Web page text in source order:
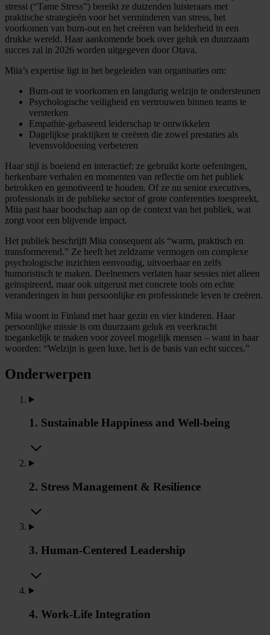
stressi (“Tame Stress”) bereikt ze duizenden luisteraars met
praktische strategieën voor het verminderen van stress, het
voorkomen van burn-out en het creëren van helderheid in een
drukke wereld. Haar aankomende boek over geluk en duurzaam
succes zal in 2026 worden uitgegeven door Otava.
Miia’s expertise ligt in het begeleiden van organisaties om:
Burn-out te voorkomen en langdurig welzijn te ondersteunen
Psychologische veiligheid en vertrouwen binnen teams te
versterken
Empathie-gebaseerd leiderschap te ontwikkelen
Dagelijkse praktijken te creëren die zowel prestaties als
levensvoldoening verbeteren
Haar stijl is boeiend en interactief: ze gebruikt korte oefeningen,
herkenbare verhalen en momenten van reflectie om het publiek
betrokken en gemotiveerd te houden. Of ze nu senior executives,
professionals in de publieke sector of grote conferenties toespreekt,
Miia past haar boodschap aan op de context van het publiek, wat
zorgt voor een blijvende impact.
Het publiek beschrijft Miia consequent als “warm, praktisch en
transformerend.” Ze heeft het zeldzame vermogen om complexe
psychologische inzichten eenvoudig, uitvoerbaar en zelfs
humoristisch te maken. Deelnemers verlaten haar sessies niet alleen
geïnspireerd, maar ook uitgerust met concrete tools om echte
veranderingen in hun persoonlijke en professionele leven te creëren.
Miia woont in Finland met haar gezin en vier kinderen. Haar
persoonlijke missie is om duurzaam geluk en veerkracht
toegankelijk te maken voor zoveel mogelijk mensen – want in haar
woorden: “Welzijn is geen luxe, het is de basis van echt succes.”
Onderwerpen
1. Sustainable Happiness and Well-being
2. Stress Management & Resilience
3. Human-Centered Leadership
4. Work-Life Integration